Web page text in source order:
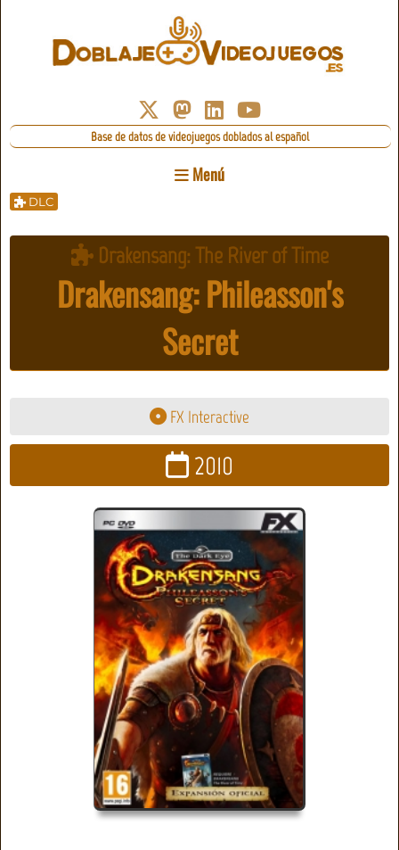
Base de datos de videojuegos doblados al español
Menú
DLC
Drakensang: The River of Time
Drakensang: Phileasson's
Secret
FX Interactive
2010